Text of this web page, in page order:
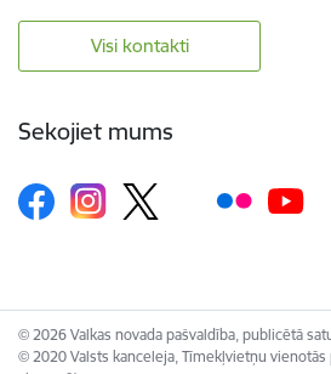
Visi kontakti
Sekojiet mums
© 2026 Valkas novada pašvaldība, publicētā
© 2020 Valsts kanceleja, Tīmekļvietņu